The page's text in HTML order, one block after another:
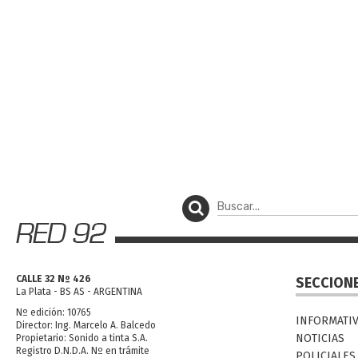
CALLE 32 Nº 426
La Plata - BS AS - ARGENTINA
Nº edición: 10765
Director: Ing. Marcelo A. Balcedo
Propietario: Sonido a tinta S.A.
Registro D.N.D.A. Nº en trámite
NOTICIAS